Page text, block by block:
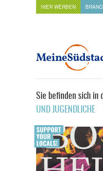
HIER WERBEN
Sie befinden sich in
UND JUGENDLICHE